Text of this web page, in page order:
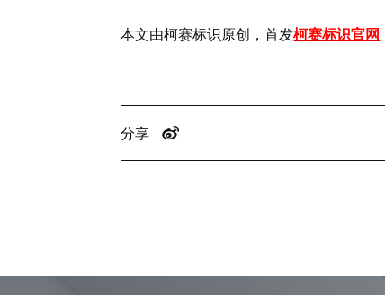
本文由柯赛标识原创，首发柯赛标识官网
分享